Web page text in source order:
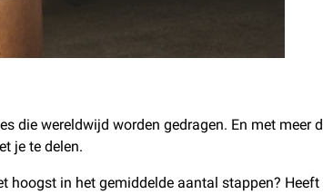
wereldwijd worden gedragen. En met meer
je te delen.
in het gemiddelde aantal stappen?